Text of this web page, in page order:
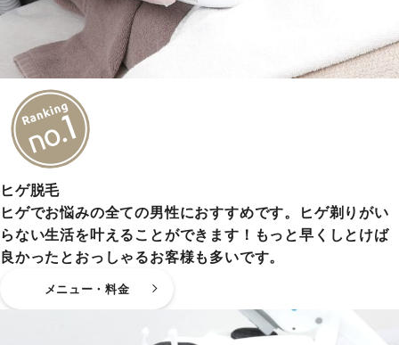
ヒゲ脱毛
ヒゲでお悩みの全ての男性におすすめです。ヒゲ剃りがい
らない生活を叶えることができます！もっと早くしとけば
良かったとおっしゃるお客様も多いです。
メニュー・料金